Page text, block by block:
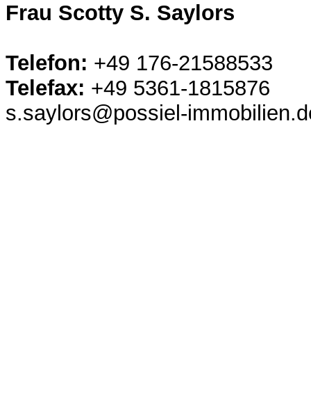
Frau Scotty S. Saylors
Telefon: +49 176-21588533
Telefax: +49 5361-1815876
s.saylors@possiel-